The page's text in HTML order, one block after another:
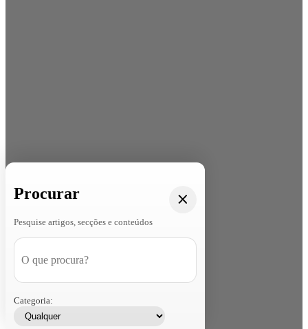
Procurar
Pesquise artigos, secções e conteúdos
Categoria: